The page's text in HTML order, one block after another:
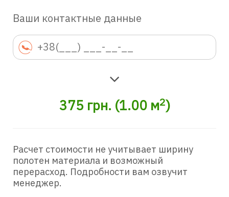
Ваши контактные данные
375 грн. (1.00м2)
Расчет стоимости не учитывает ширину
полотен материала и возможный
перерасход. Подробности вам озвучит
менеджер.